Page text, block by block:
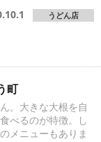
うどん店
町
。大きな大根を自
べるのが特徴。し
メニューもありま